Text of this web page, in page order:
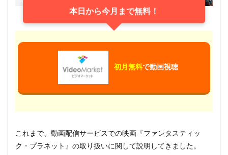
本日から今月まで無料！
初月無料で動画視聴
これまで、動画配信サービスでの映画『ファンタスティッ
ク・プラネット』の取り扱いに関して説明してきました。